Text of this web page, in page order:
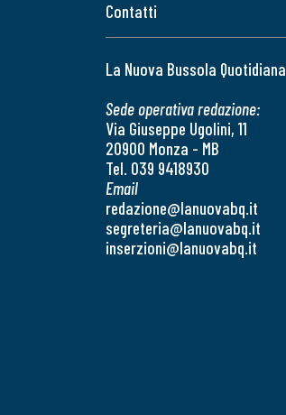
Contatti
La Nuova Bussola Quotidiana
Sede operativa redazione:
Via Giuseppe Ugolini, 11
20900 Monza - MB
Tel. 039 9418930
Email
redazione@lanuovabq.it
segreteria@lanuovabq.it
inserzioni@lanuovabq.it